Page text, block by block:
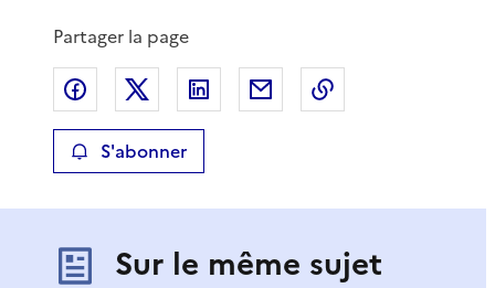
Partager la page
Partager sur Facebook
Partager sur XPartager sur LinkedIn
Partager par email
S'abonner
Sur le même sujet